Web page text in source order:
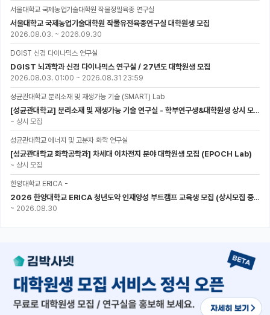
서울대학교 국제농업기술대학원 작물정밀육종 연구실
서울대학교 국제농업기술대학원 작물유전육종연구실 대학원생 모집
2026.08.03. ~ 2026.09.30
DGIST 신경 다이나믹스 연구실
DGIST 뇌과학과 신경 다이나믹스 연구실 / 27년도 대학원생 모집
2026.08.03. 01:00 ~ 2026.08.31 23:59
성균관대학교 분리소재 및 재생가능 기술 (SMART) Lab
[성균관대학교] 분리소재 및 재생가능 기술 연구실 - 학부연구생&대학원생 상시 모집 (미래에너지공학과)
~ 상시 모집
성균관대학교 에너지 및 고분자 화학 연구실
[성균관대학교 화학공학과] 차세대 이차전지 분야 대학원생 모집 (EPOCH Lab)
~ 상시 모집
한양대학교 ERICA -
2026 한양대학교 ERICA 청년도약 인재양성 부트캠프 교육생 모집 (상시모집 중, 1차 마감 : ~8.30)
~ 2026.08.30